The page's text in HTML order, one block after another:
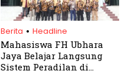
Berita . Headline
Mahasiswa FH Ubhara
Jaya Belajar Langsung
Sistem Peradilan di